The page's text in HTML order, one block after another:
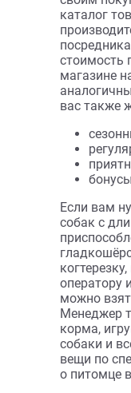
Изделия
прочных
Для того
Россию
или с